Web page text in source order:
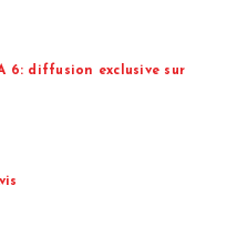
6: diffusion exclusive sur